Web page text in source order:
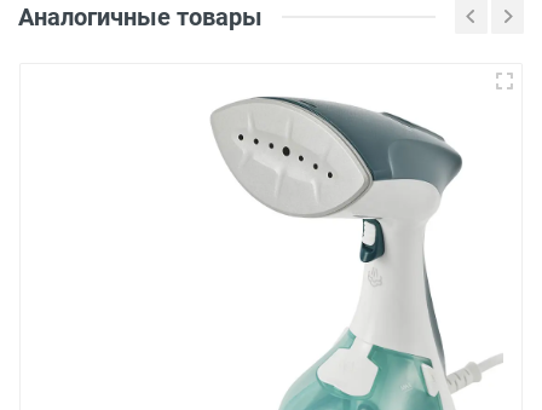
Войдите, чтобы
Аналогичные товары